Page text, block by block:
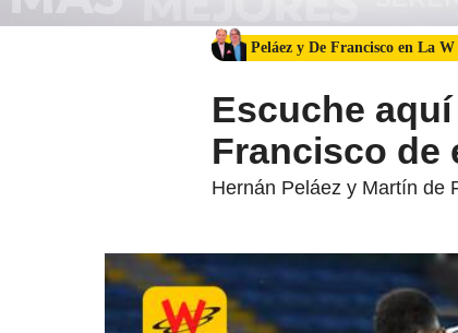
Peláez y De Francisco en La W
Escuche
Francisco de
Hernán Peláez y Martín de